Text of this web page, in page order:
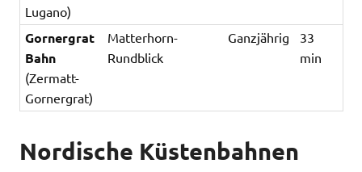
Lugano)
Gornergrat
Bahn
(Zermatt-
Gornergrat)
Matterhorn-
Rundblick
Ganzjährig
33
min
Nordische Küstenbahnen